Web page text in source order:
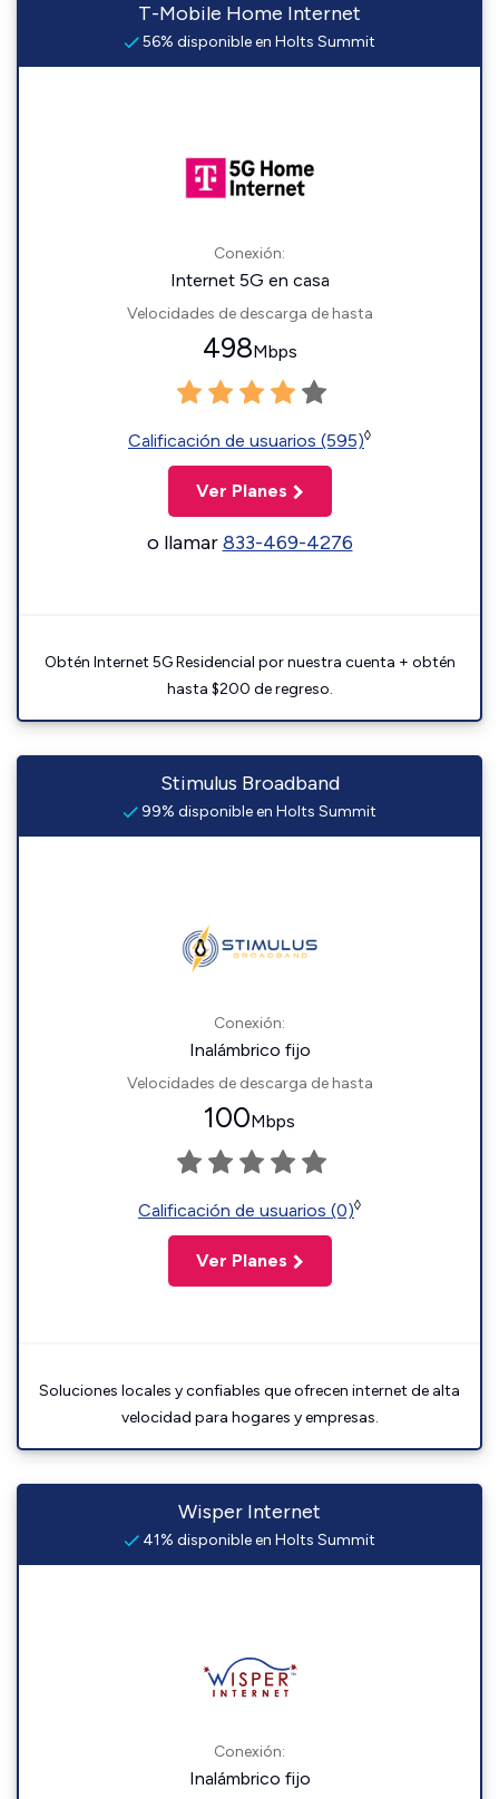
T-Mobile Home Internet
56% disponible en Holts Summit
Conexión:
Internet 5G en casa
Velocidades de descarga de hasta
498Mbps
Calificación de usuarios (595)◊
Ver Planes
o llamar833-469-4276
Obtén Internet 5G Residencial por nuestra cuenta + obtén
hasta $200 de regreso.
Stimulus Broadband
99% disponible en Holts Summit
Conexión:
Inalámbrico fijo
Velocidades de descarga de hasta
100Mbps
Calificación de usuarios (0)◊
Ver Planes
Soluciones locales y confiables que ofrecen internet de alta
velocidad para hogares y empresas.
Wisper Internet
41% disponible en Holts Summit
Conexión:
Inalámbrico fijo